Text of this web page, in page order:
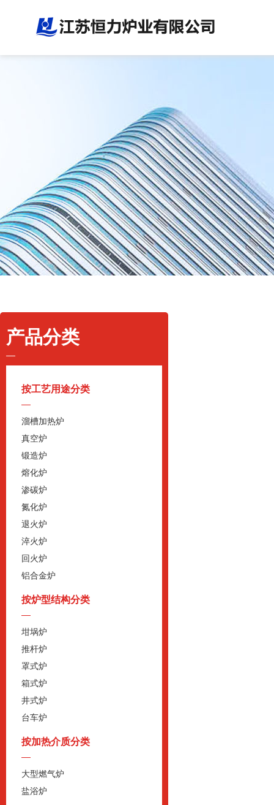
产品分类
按工艺用途分类
溜槽加热炉
真空炉
锻造炉
熔化炉
渗碳炉
氮化炉
退火炉
淬火炉
回火炉
铝合金炉
按炉型结构分类
坩埚炉
推杆炉
罩式炉
箱式炉
井式炉
台车炉
按加热介质分类
大型燃气炉
盐浴炉